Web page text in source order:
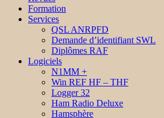
Formation
Services
QSL ANRPFD
Demande d’identifiant SWL
Diplômes RAF
Logiciels
N1MM +
Win REF HF – THF
Logger 32
Ham Radio Deluxe
Hamsphère